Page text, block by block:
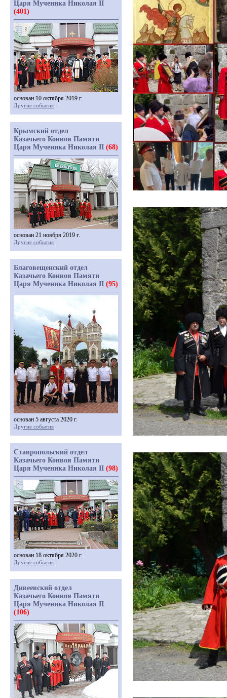
Царя Мученика Николая II
(401)
основан 10 октября 2019 г.
Другие события
Крымский отдел
Казачьего Конвоя Памяти
Царя Мученика Николая II (68)
основан 21 ноября 2019 г.
Другие события
Благовещенский отдел
Казачьего Конвоя Памяти
Царя Мученика Николая II (95)
основан 5 августа 2020 г.
Другие события
Ставропольский отдел
Казачьего Конвоя Памяти
Царя Мученика Николая II (98)
основан 18 октября 2020 г.
Другие события
Дивеевский отдел
Казачьего Конвоя Памяти
Царя Мученика Николая II
(106)